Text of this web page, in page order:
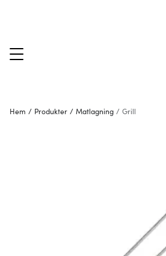
Hem / Produkter / Matlagning / Grill